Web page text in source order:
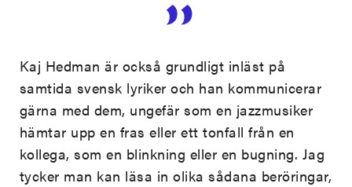
Kaj Hedman är också grundligt inläst på
samtida svensk lyriker och han kommunicerar
gärna med dem, ungefär som en jazzmusiker
hämtar upp en fras eller ett tonfall från en
kollega, som en blinkning eller en bugning. Jag
tycker man kan läsa in olika sådana beröringar,